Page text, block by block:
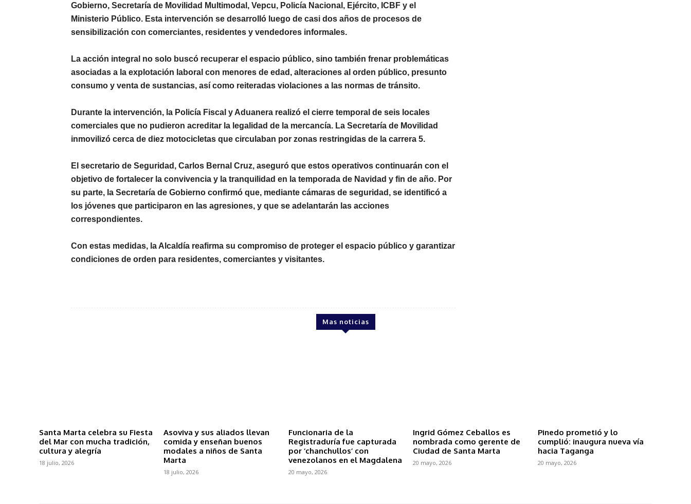
Gobierno, Secretaría de Movilidad Multimodal , Vepcu, Policía Nacional , Ejército, ICBF y el
Ministerio Público. Esta intervención se desarrolló luego de casi dos años de procesos de
sensibilización con comerciantes, residentes y vendedores informales.
La acción integral no solo buscó recuperar el espacio público, sino también frenar problemáticas
asociadas a la explotación laboral con menores de edad, alteraciones al orden público, presunto
consumo y venta de sustancias, así como reiteradas violaciones a las normas de tránsito.
Durante la intervención, la Policía Fiscal y Aduanera realizó el cierre temporal de seis locales
comerciales que no pudieron acreditar la legalidad de la mercancía. La Secretaría de Movilidad
inmovilizó cerca de diez motocicletas que circulaban por zonas restringidas de la carrera 5.
El secretario de Seguridad, Carlos Bernal Cruz, aseguró que estos operativos continuarán con el
objetivo de fortalecer la convivencia y la tranquilidad en la temporada de Navidad y fin de año. Por
su parte, la Secretaría de Gobierno confirmó que, mediante cámaras de seguridad, se identificó a
los jóvenes que participaron en las agresiones, y que se adelantarán las acciones
correspondientes.
Con estas medidas, la Alcaldía reafirma su compromiso de proteger el espacio público y garantizar
condiciones de orden para residentes, comerciantes y visitantes.
Mas noticias
Santa Marta celebra su Fiesta
del Mar con mucha tradición,
cultura y alegría
18 julio, 2026
Asoviva y sus aliados llevan
comida y enseñan buenos
modales a niños de Santa
Marta
18 julio, 2026
Funcionaria de la
Registraduría fue capturada
por ‘chanchullos’ con
venezolanos en el Magdalena
20 mayo, 2026
Ingrid Gómez Ceballos es
nombrada como gerente de
Ciudad de Santa Marta
20 mayo, 2026
Pinedo prometió y lo
cumplió: inaugura nueva vía
hacia Taganga
20 mayo, 2026